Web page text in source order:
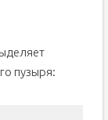
пузыря: